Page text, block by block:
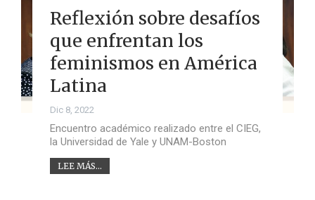
Reflexión sobre desafíos
que enfrentan los
feminismos en América
Latina
Dic 8, 2022
Encuentro académico realizado entre el CIEG,
la Universidad de Yale y UNAM-Boston
LEE MÁS...